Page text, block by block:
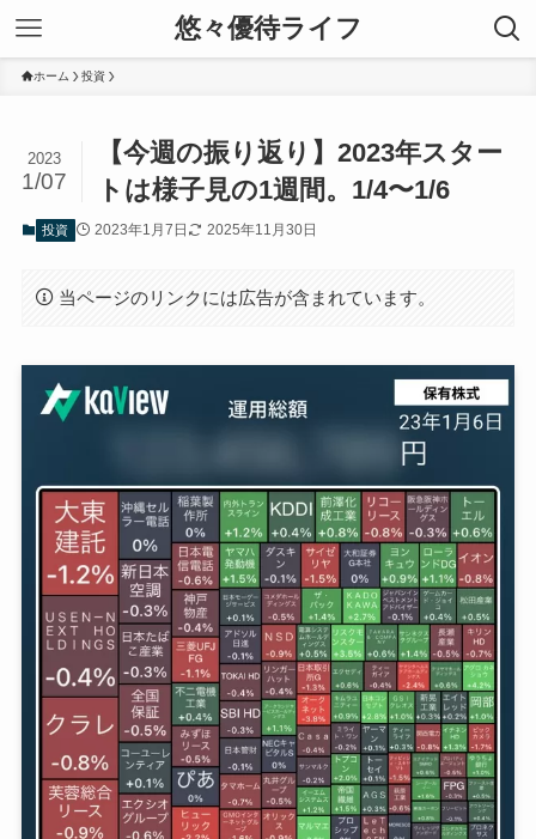
悠々優待ライフ
ホーム 投資
【今週の振り返り】2023年スター
トは様子見の1週間。1/4〜1/6
2023
1/07
投資 2023年1月7日 2025年11月30日
当ページのリンクには広告が含まれています。